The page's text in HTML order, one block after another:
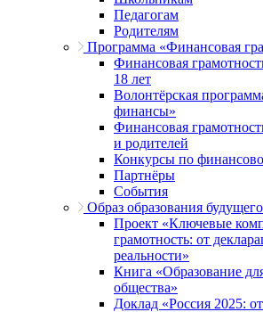
Педагогам
Родителям
Программа «Финансовая
Финансовая
18 лет
Волонтёрская
финансы»
Финансовая
и родителей
Конкурсы по
Партнёры
События
Образ образования будущего
Проект «Ключевые
грамотность: от
реальности»
Книга «Образование
общества»
Доклад «Россия 2025: